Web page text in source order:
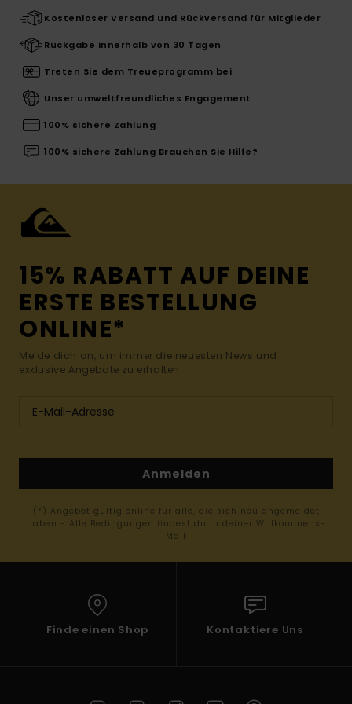
Kostenloser Versand und Rückversand für Mitglieder
Rückgabe innerhalb von 30 Tagen
Treten Sie dem Treueprogramm bei
Unser umweltfreundliches Engagement
100% sichere Zahlung
100% sichere Zahlung Brauchen Sie Hilfe?
15% RABATT AUF DEINE
ERSTE BESTELLUNG
ONLINE*
Melde dich an, um immer die neuesten News und
exklusive Angebote zu erhalten.
Anmelden
(*) Angebot gültig online für alle, die sich neu angemeldet
haben - Alle Bedingungen findest du in deiner Willkommens-
Mail
Finde einen Shop Kontaktiere Uns